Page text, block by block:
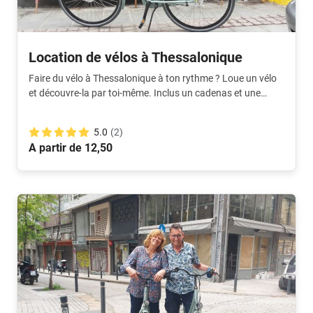
Location de vélos à Thessalonique
Faire du vélo à Thessalonique à ton rythme ? Loue un vélo
et découvre-la par toi-même. Inclus un cadenas et une
5.0 (2)
A partir de 12,50